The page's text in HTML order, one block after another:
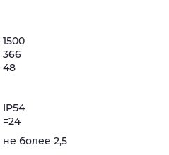
1500
366
48
IP54
=24
не более 2,5